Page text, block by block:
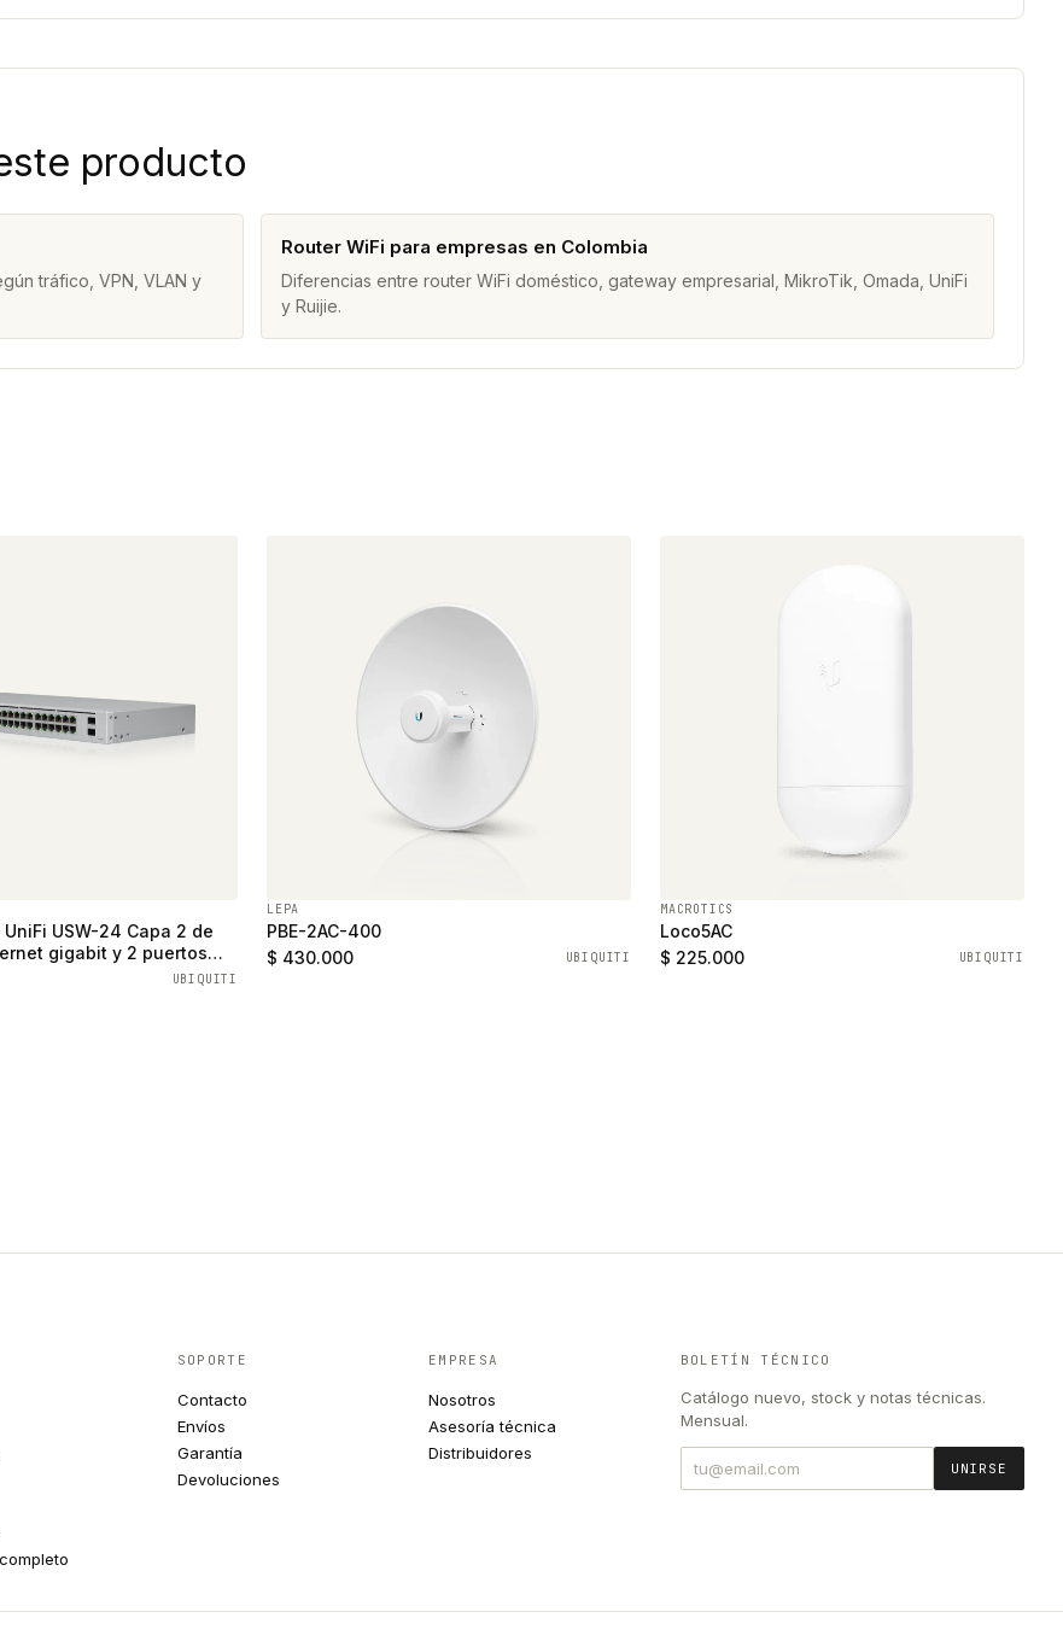
producto
tráfico, VPN, VLAN y
Router WiFi para empresas en Colombia
Diferencias entre router WiFi doméstico, gateway empresarial, MikroTik, Omada, UniFi
y Ruijie.
USW-24 Capa 2 de
gigabit y 2 puertos
UBIQUITI
LEPA
PBE-2AC-400
$ 430.000
UBIQUITI
MACROTICS
Loco5AC
$ 225.000
UBIQUITI
SOPORTE
Contacto
Envíos
Garantía
Devoluciones
EMPRESA
Nosotros
Asesoría técnica
Distribuidores
BOLETÍN TÉCNICO
Catálogo nuevo, stock y notas técnicas.
Mensual.
UNIRSE